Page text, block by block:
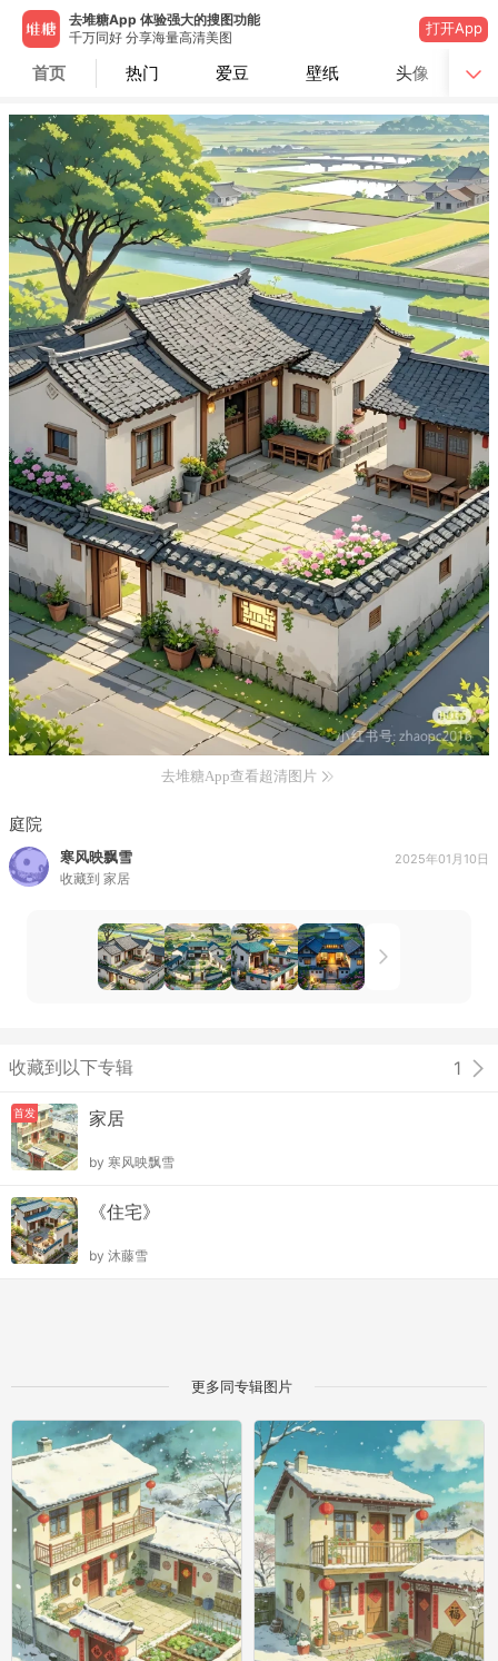
去堆糖App 体验强大的搜图功能
千万同好 分享海量高清美图
打开App
首页 热门 爱豆 壁纸 头像
去堆糖App查看超清图片
庭院
寒风映飘雪
收藏到 家居
2025年01月10日
收藏到以下专辑 1
首发 家居
by 寒风映飘雪
《住宅》
by 沐藤雪
更多同专辑图片